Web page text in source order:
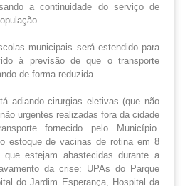
a continuidade do serviço de
municipais será estendido para
à previsão de que o transporte
de forma reduzida.
adiando cirurgias eletivas (que não
urgentes realizadas fora da cidade
fornecido pelo Município.
estoque de vacinas de rotina em 8
estejam abastecidas durante a
da crise: UPAs do Parque
do Jardim Esperança, Hospital da